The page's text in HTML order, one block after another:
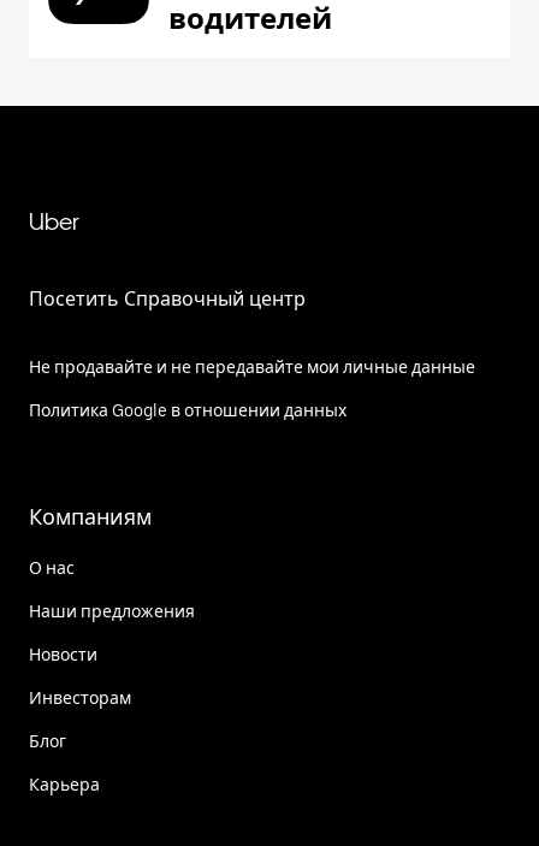
водителей
Uber
Посетить Справочный центр
Не продавайте и не передавайте мои личные данные
Политика Google в отношении данных
Компаниям
О нас
Наши предложения
Новости
Инвесторам
Блог
Карьера